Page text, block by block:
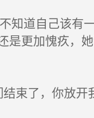
知道自己该有
是更加愧疚，
束了，你放开